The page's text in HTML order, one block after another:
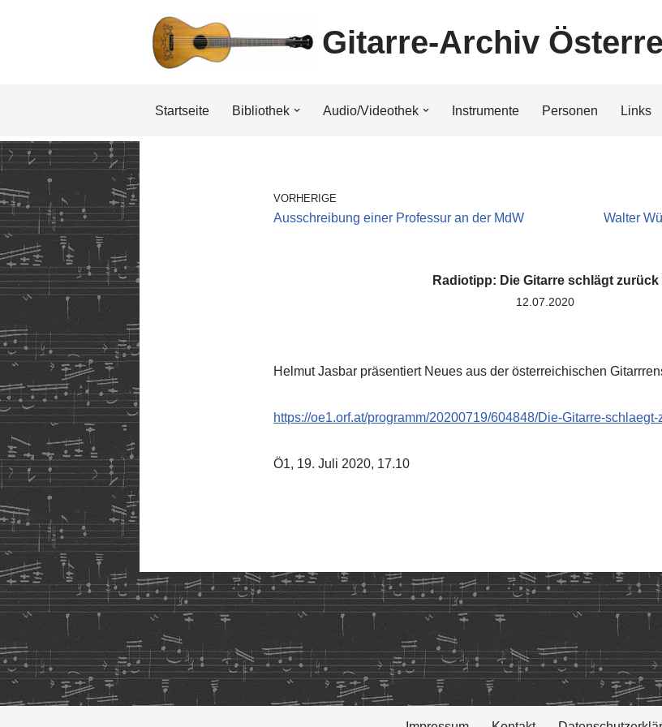
Gitarre-Archiv
Startseite Bibliothek Audio/Videothek Instrumente Personen Links
VORHERIGE
Ausschreibung einer Professur an der MdW Walter
Radiotipp: Die Gitarre schlägt zurück
12.07.2020
Helmut Jasbar präsentiert Neues aus der österreichischen
https://oe1.orf.at/programm/20200719/604848/Die-Gitarre-schlaegt-
Ö1, 19. Juli 2020, 17.10